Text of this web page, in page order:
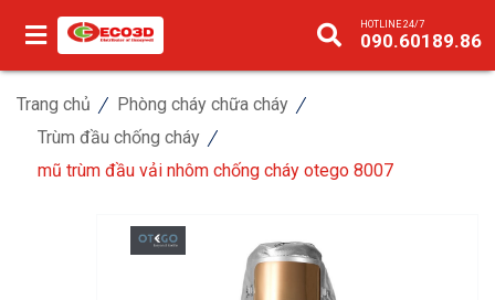
HOTLINE 24/7
090.60189.86
Trang chủ
Phòng cháy chữa cháy
Trùm đầu chống cháy
mũ trùm đầu vải nhôm chống cháy otego 8007